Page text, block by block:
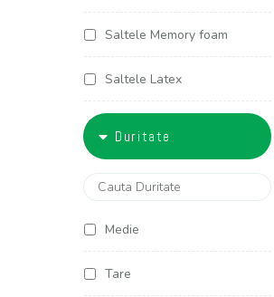
100x200
120x190
120x200
125x200
140x190
140x200
Saltele Memory foam
Saltele Latex
Saltele Americane
Duritate
Medie
Tare